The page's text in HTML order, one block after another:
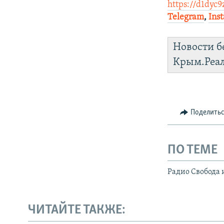
https://
Telegram,
Новости
ПО ТЕМЕ
Радио Свобода
ЧИТАЙТЕ ТАКЖЕ: